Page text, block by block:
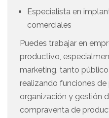
Especialista en
comerciales
Puedes trabajar en
productivo,
marketing, tanto
realizando funciones de
organización y gestión
compraventa de